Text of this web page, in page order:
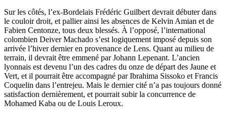
Sur les côtés, l’ex-Bordelais Frédéric Guilbert devrait débuter dans
le couloir droit, et pallier ainsi les absences de Kelvin Amian et de
Fabien Centonze, tous deux blessés. À l’opposé, l’international
colombien Deiver Machado s’est logiquement imposé depuis son
arrivée l’hiver dernier en provenance de Lens. Quant au milieu de
terrain, il devrait être emmené par Johann Lepenant. L’ancien
lyonnais est devenu l’un des cadres du onze de départ des Jaune et
Vert, et il pourrait être accompagné par Ibrahima Sissoko et Francis
Coquelin dans l’entrejeu. Mais le dernier cité n’a pas toujours donné
satisfaction dernièrement, et pourrait subir la concurrence de
Mohamed Kaba ou de Louis Leroux.